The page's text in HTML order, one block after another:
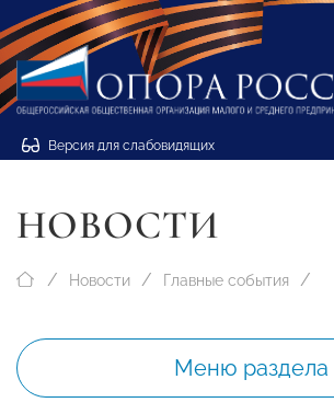
Версия для слабовидящих
НОВОСТИ
Новости Главные события
Меню раздела